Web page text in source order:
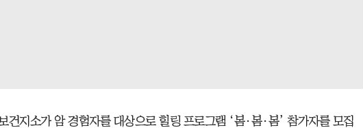
건지소가 암 경험자를 대상으로 힐링 프로그램 ‘봄·봄·봄’ 참가자를 모집